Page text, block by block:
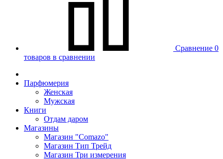
Сравнение 0
товаров в сравнении
Парфюмерия
Женская
Мужская
Книги
Отдам даром
Магазины
Магазин "Comazo"
Магазин Тип Трейд
Магазин Три измерения